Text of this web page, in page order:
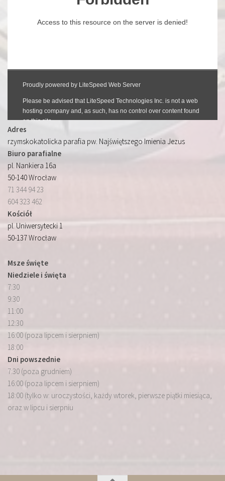
Adres
rzymskokatolicka parafia pw. Najświętszego Imienia Jezus
Biuro parafialne
pl. Nankiera 16a
50-140 Wrocław
71 344 94 23
604 323 462
Kościół
pl. Uniwersytecki 1
50-137 Wrocław
Msze święte
Niedziele i święta
7:30
9:30
11:00
12:30
16:00 (poza lipcem i sierpniem)
18:00
Dni powszednie
7:30 (poza grudniem)
16:00 (poza lipcem i sierpniem)
18:00 (tylko w: uroczystości, każdy wtorek, pierwsze piątki miesiąca,
oraz w lipcu i sierpniu